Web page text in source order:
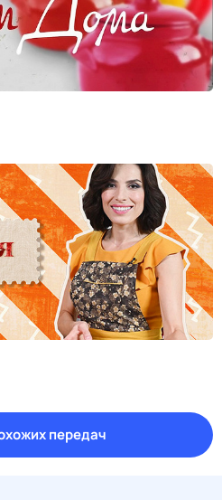
передач